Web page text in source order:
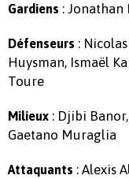
Gardiens :
Défenseurs :
Huysman, Ismaël
Toure
Milieux : Djibi
Gaetano Muraglia
Attaquants : Alexis